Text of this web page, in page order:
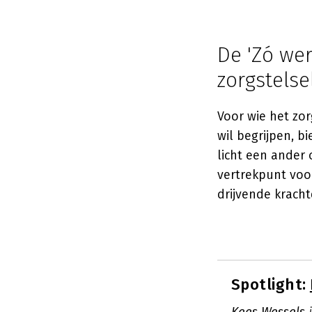
De 'Zó
Voor wie het
wil begrijpen,
licht een ander
vertrekpunt
drijvende
Spotlight: